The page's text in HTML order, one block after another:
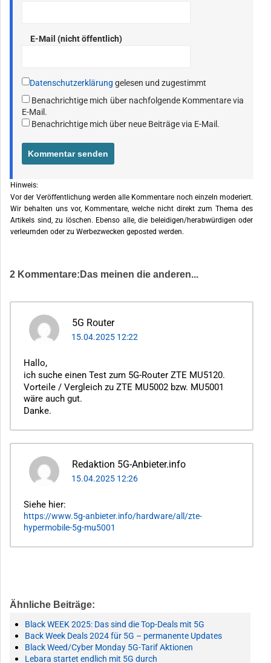
E-Mail (nicht öffentlich)
Datenschutzerklärung gelesen und zugestimmt
Benachrichtige mich über nachfolgende Kommentare via
E-Mail.
Benachrichtige mich über neue Beiträge via E-Mail.
Hinweis:
Vor der Veröffentlichung werden alle Kommentare noch einzeln moderiert.
Wir behalten uns vor, Kommentare, welche nicht direkt zum Thema des
Artikels sind, zu löschen. Ebenso alle, die beleidigen/herabwürdigen oder
verleumden oder zu Werbezwecken geposted werden.
2 Kommentare:Das meinen die anderen...
5G Router
15.04.2025 12:22
Hallo,
ich suche einen Test zum 5G-Router ZTE MU5120.
Vorteile / Vergleich zu ZTE MU5002 bzw. MU5001
wäre auch gut.
Danke.
Redaktion 5G-Anbieter.info
15.04.2025 12:26
Siehe hier:
https://www.5g-anbieter.info/hardware/all/zte-
hypermobile-5g-mu5001
Ähnliche Beiträge:
Black WEEK 2025: Das sind die Top-Deals mit 5G
Back Week Deals 2024 für 5G – permanente Updates
Black Weed/Cyber Monday 5G-Tarif Aktionen
Lebara startet endlich mit 5G durch